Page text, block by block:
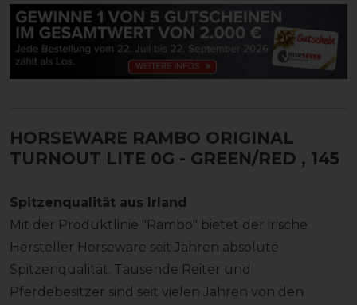
HORSEWARE RAMBO ORIGINAL
TURNOUT LITE 0G - GREEN/RED , 145
Spitzenqualität aus Irland
Mit der Produktlinie "Rambo" bietet der irische
Hersteller Horseware seit Jahren absolute
Spitzenqualität. Tausende Reiter und
Pferdebesitzer sind seit vielen Jahren von den